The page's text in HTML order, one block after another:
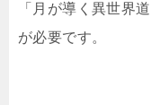
「月が導く異世界
が必要です。